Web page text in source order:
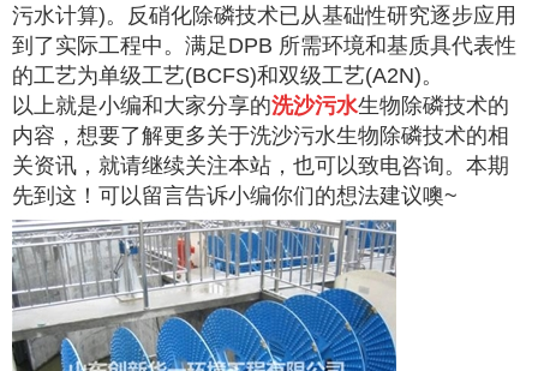
污水计算)。反硝化除磷技术已从基础性研究逐步应用
到了实际工程中。满足DPB 所需环境和基质具代表性
的工艺为单级工艺(BCFS)和双级工艺(A2N)。
以上就是小编和大家分享的洗沙污水生物除磷技术的
内容，想要了解更多关于洗沙污水生物除磷技术的相
关资讯，就请继续关注本站，也可以致电咨询。本期
先到这！可以留言告诉小编你们的想法建议噢~